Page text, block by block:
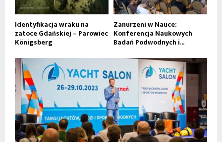
Identyfikacja wraku na
zatoce Gdańskiej – Parowiec
Königsberg
Zanurzeni w Nauce:
Konferencja Naukowych
Badań Podwodnych i...